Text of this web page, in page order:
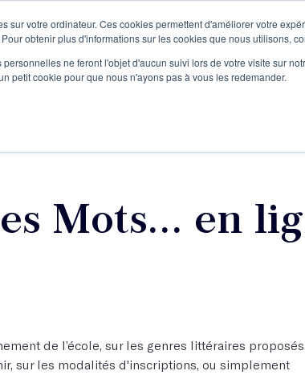
sur votre ordinateur. Ces cookies permettent d'améliorer votre
obtenir plus d'informations sur les cookies que nous utilisons,
personnelles ne feront l'objet d'aucun suivi lors de votre visite sur
petit cookie pour que nous n'ayons pas à vous les redemander.
Le podcast L'infolettre
Mots... en
de l’école, sur les genres littéraires proposés,
sur les modalités d'inscriptions, ou simplement